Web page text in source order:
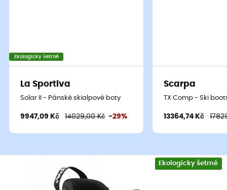
Ekologicky šetrné
La Sportiva
Solar II - Pánské skialpové boty
9947,09 Kč 14029,00 Kč -29%
Scarpa
TX Comp - Ski
13364,74 Kč
Ekologicky šetrné
Rozhodně jedny z nejvíce inovativníchlyžařských bot
pro skialpinismus za posledních 10 let. Narušující
zavedená pravidla v této oblasti,